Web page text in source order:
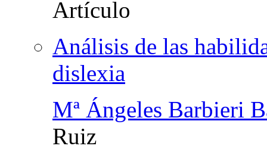
Análisis de las
dislexia
Mª Ángeles Barbieri
Ruiz